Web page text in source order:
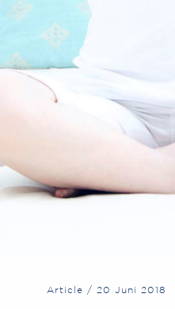
Article / 20 Juni 2018